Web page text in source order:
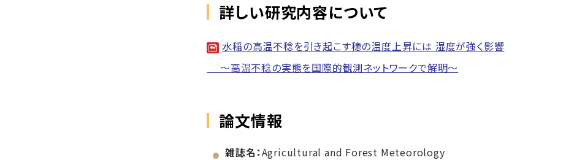
詳しい研究内容について
水稲の高温不稔を引き起こす穂の温度上昇には 湿度が強く影響
～高温不稔の実態を国際的観測ネットワークで解明～
論文情報
雑誌名：Agricultural and Forest Meteorology